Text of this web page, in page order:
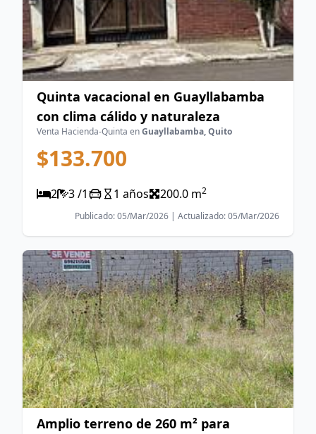
Quinta vacacional en Guayllabamba
con clima cálido y naturaleza
Venta Hacienda-Quinta enGuayllabamba, Quito
$133.700
2 3 /1 1 años 200.0 m2
Publicado: 05/Mar/2026 | Actualizado: 05/Mar/2026
Amplio terreno de 260 m² para